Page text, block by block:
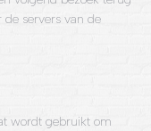
servers van de
wordt gebruikt om